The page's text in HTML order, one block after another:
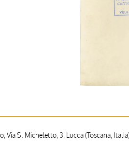
S. Micheletto, 3, Lucca (Toscana,